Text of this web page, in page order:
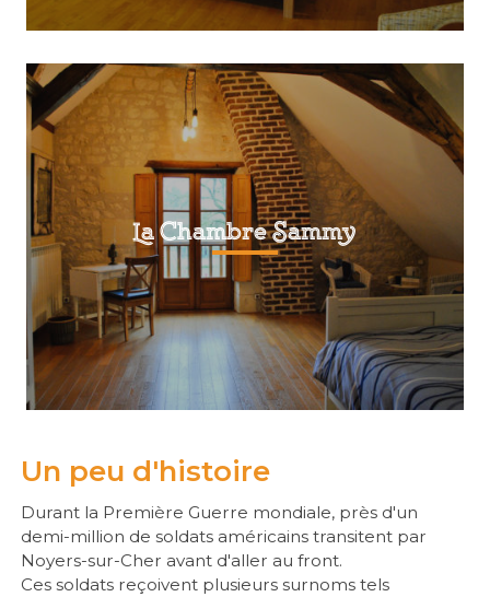
La Chambre Sammy
Un peu d'histoire
Durant la Première Guerre mondiale, près d'un
demi-million de soldats américains transitent par
Noyers-sur-Cher avant d'aller au front.
Ces soldats reçoivent plusieurs surnoms tels